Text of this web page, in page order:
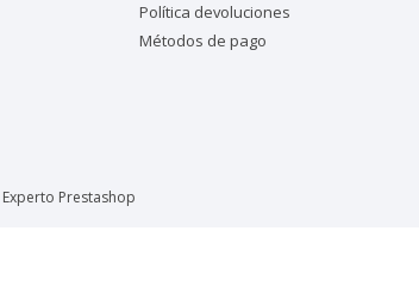
Política devoluciones
Métodos de pago
Experto Prestashop